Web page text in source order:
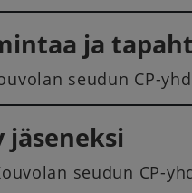
ja
seudun CP-
jäseneksi
seudun CP-